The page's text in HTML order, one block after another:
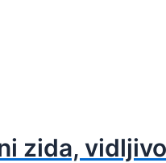
zida,